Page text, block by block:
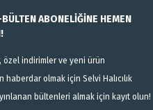
ABONELİĞİNE HEMEN
özel indirimler ve yeni ürün
haberdar olmak için Selvi Halıcılık
bültenleri almak için kayıt olun!